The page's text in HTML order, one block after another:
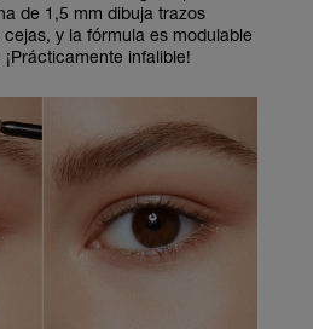
de 1,5 mm dibuja trazos
y la fórmula es modulable
infalible!